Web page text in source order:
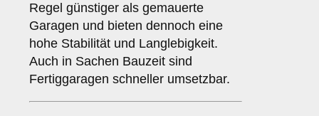
Regel günstiger als gemauerte
Garagen und bieten dennoch eine
hohe Stabilität und Langlebigkeit.
Auch in Sachen Bauzeit sind
Fertiggaragen schneller umsetzbar.